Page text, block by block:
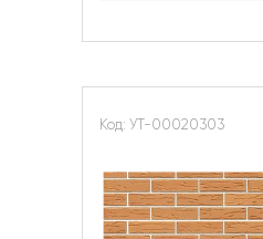
Код: УТ-00020303